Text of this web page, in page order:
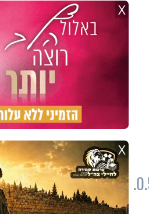
על פי נתוני משרד הבריאות, מקדם ההדבקה ירד ל-0.62, ובחברה החרדית הוא עומד על 0.52.
X
X